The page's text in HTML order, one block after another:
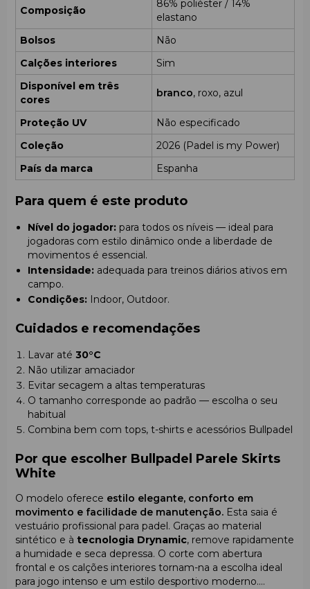
Composição
86% poliéster / 14%
elastano
Bolsos
Não
Calções interiores
Sim
Disponível em três
cores
branco, roxo, azul
Proteção UV
Não especificado
Coleção
2026 (Padel is my Power)
País da marca
Espanha
Para quem é este produto
Nível do jogador: para todos os níveis — ideal para
jogadoras com estilo dinâmico onde a liberdade de
movimentos é essencial.
Intensidade: adequada para treinos diários ativos em
campo.
Condições: Indoor, Outdoor.
Cuidados e recomendações
Lavar até 30°C
Não utilizar amaciador
Evitar secagem a altas temperaturas
O tamanho corresponde ao padrão — escolha o seu
habitual
Combina bem com tops, t-shirts e acessórios Bullpadel
Por que escolher Bullpadel Parele Skirts
White
O modelo oferece estilo elegante, conforto em
movimento e facilidade de manutenção. Esta saia é
vestuário profissional para padel. Graças ao material
sintético e à tecnologia Drynamic, remove rapidamente
a humidade e seca depressa. O corte com abertura
frontal e os calções interiores tornam-na a escolha ideal
para jogo intenso e um estilo desportivo moderno.